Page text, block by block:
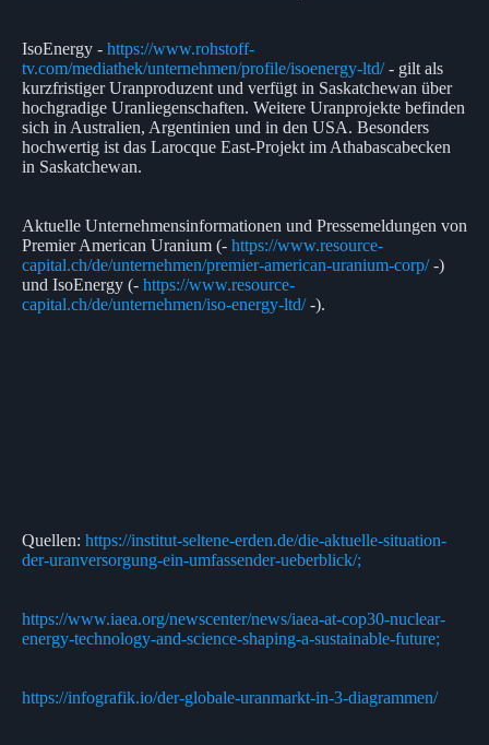
IsoEnergy - https://www.rohstoff-
tv.com/mediathek/unternehmen/profile/isoenergy-ltd/- gilt als
kurzfristiger Uranproduzent und verfügt in Saskatchewan über
hochgradige Uranliegenschaften. Weitere Uranprojekte befinden
sich in Australien, Argentinien und in den USA. Besonders
hochwertig ist das Larocque East-Projekt im Athabascabecken
in Saskatchewan.
Aktuelle Unternehmensinformationen und Pressemeldungen von
Premier American Uranium (- https://www.resource-
capital.ch/de/unternehmen/premier-american-uranium-corp/-)
und IsoEnergy (- https://www.resource-
capital.ch/de/unternehmen/iso-energy-ltd/-).
Quellen: https://institut-seltene-erden.de/die-aktuelle-situation-
der-uranversorgung-ein-umfassender-ueberblick/;
https://www.iaea.org/newscenter/news/iaea-at-cop30-nuclear-
energy-technology-and-science-shaping-a-sustainable-future;
https://infografik.io/der-globale-uranmarkt-in-3-diagrammen/